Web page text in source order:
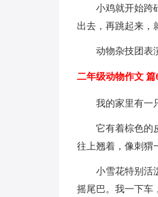
小鸡就开始跨
出去，再跳起来，
动物杂技团表
二年级动物作文 篇
我的家里有一
它有着棕色的
往上翘着，像刺猬
小雪花特别活
摇尾巴。我一下车